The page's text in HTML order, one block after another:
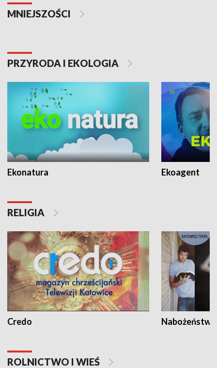
MNIEJSZOŚCI
PRZYRODA I EKOLOGIA
Ekonatura Ekoagent
RELIGIA
Credo
ROLNICTWO I WIEŚ